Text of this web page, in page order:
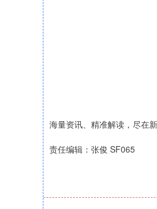
海量资讯、精准解读，尽在
责任编辑：张俊 SF065